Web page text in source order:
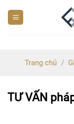
Trang chủ /
TƯ VẤN